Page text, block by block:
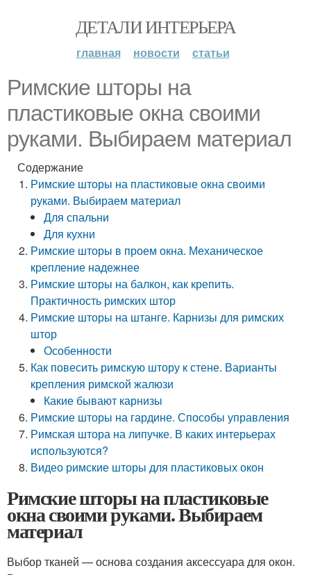
ДЕТАЛИ ИНТЕРЬЕРА
главная новости статьи
Римские шторы на
пластиковые окна своими
руками. Выбираем материал
Содержание
Римские шторы на пластиковые окна своими
руками. Выбираем материал
Для спальни
Для кухни
Римские шторы в проем окна. Механическое
крепление надежнее
Римские шторы на балкон, как крепить.
Практичность римских штор
Римские шторы на штанге. Карнизы для римских
штор
Особенности
Как повесить римскую штору к стене. Варианты
крепления римской жалюзи
Какие бывают карнизы
Римские шторы на гардине. Способы управления
Римская штора на липучке. В каких интерьерах
используются?
Видео римские шторы для пластиковых окон
Римские шторы на пластиковые
окна своими руками. Выбираем
материал
Выбор тканей — основа создания аксессуара для окон.